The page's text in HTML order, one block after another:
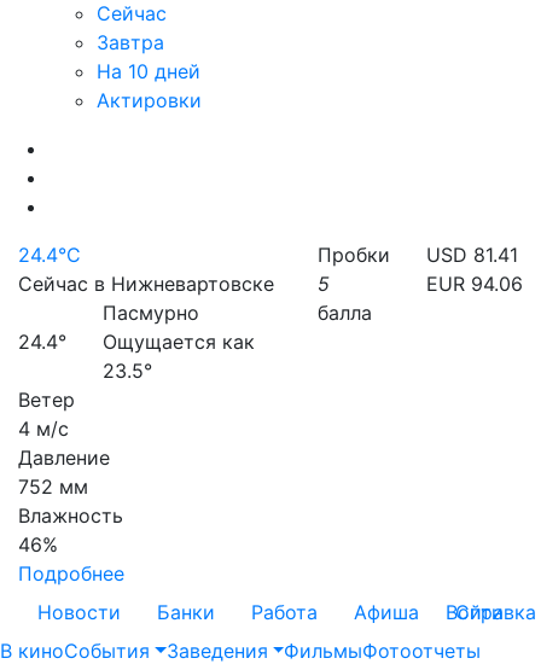
24.4°C
Сейчас в Нижневартовске
24.4°
Пасмурно
Ощущается как
23.5°
Ветер
4 м/с
Давление
752 мм
Влажность
46%
Подробнее
Пробки
5
балла
USD 81.41
EUR 94.06
Сейчас
Завтра
На 10 дней
Актировки
Новости Банки Работа Афиша Справка
Войти
В киноСобытия Заведения ФильмыФотоотчеты